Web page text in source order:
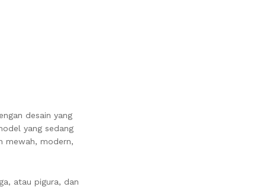
desain yang
yang sedang
mewah, modern,
atau pigura, dan